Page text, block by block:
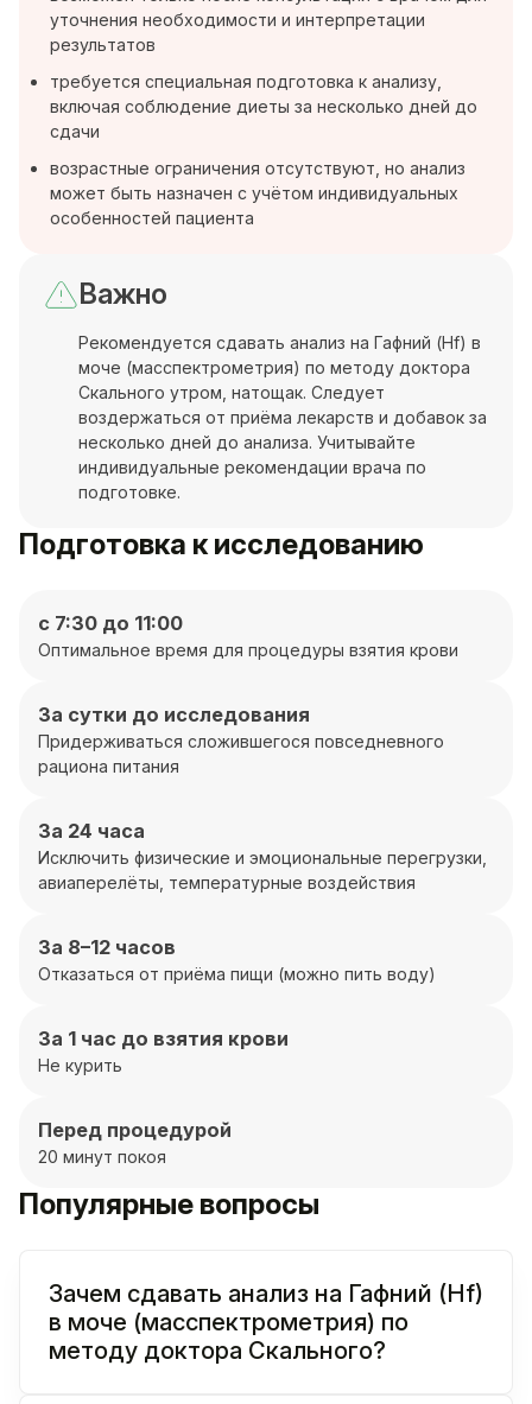
уточнения необходимости и интерпретации
результатов
требуется специальная подготовка к анализу,
включая соблюдение диеты за несколько дней до
сдачи
возрастные ограничения отсутствуют, но анализ
может быть назначен с учётом индивидуальных
особенностей пациента
Важно
Рекомендуется сдавать анализ на Гафний (Hf) в
моче (масспектрометрия) по методу доктора
Скального утром, натощак. Следует
воздержаться от приёма лекарств и добавок за
несколько дней до анализа. Учитывайте
индивидуальные рекомендации врача по
подготовке.
Подготовка к исследованию
с 7:30 до 11:00
Оптимальное время для процедуры взятия крови
За сутки до исследования
Придерживаться сложившегося повседневного
рациона питания
За 24 часа
Исключить физические и эмоциональные перегрузки,
авиаперелёты, температурные воздействия
За 8–12 часов
Отказаться от приёма пищи (можно пить воду)
За 1 час до взятия крови
Не курить
Перед процедурой
20 минут покоя
Популярные вопросы
Зачем сдавать анализ на Гафний (Hf)
в моче (масспектрометрия) по
методу доктора Скального?